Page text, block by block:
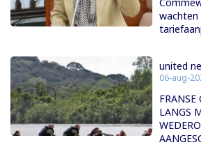
wachten
united
06-aug-
FRANSE
LANGS